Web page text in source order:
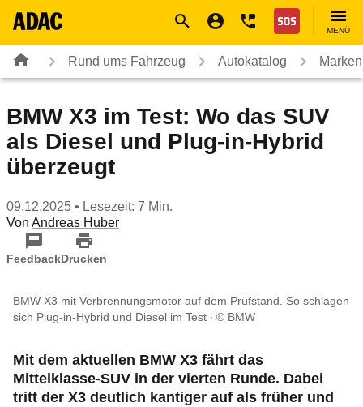
Nothilfe
MENÜ
Rund ums Fahrzeug Autokatalog
BMW X3 im Test: Wo das SUV
als Diesel und Plug-in-Hybrid
überzeugt
09.12.2025 • Lesezeit: 7 Min.
Von Andreas Huber
FeedbackDrucken
BMW X3 mit Verbrennungsmotor auf dem Prüfstand. So schlagen
sich Plug-in-Hybrid und Diesel im Test
© BMW
Mit dem aktuellen BMW X3 fährt das
Mittelklasse-SUV in der vierten Runde. Dabei
tritt der X3 deutlich kantiger auf als früher und